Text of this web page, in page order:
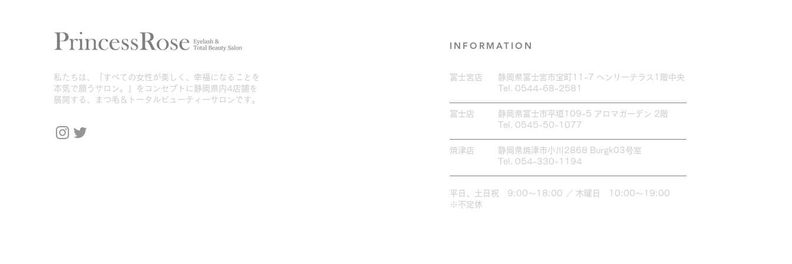
​私たちは、「すべての女性が美しく、幸福になることを
本気で願うサロン。」をコンセプトに静岡県内4店舗を
展開する、まつ毛＆トータルビューティーサロンです。
INFORMATION
富士宮店
​静岡県富士宮市宝町11-7 ヘンリーテラス1階中央
Tel. 0544-68-2581
富士店
​静岡県富士市平垣109-5 アロマガーデン 2階
Tel. 0545-50-1077
焼津店
​静岡県焼津市小川2868 Burgk03号室
Tel. 054-330-1194
​平日、土日祝 9:00～18:00 ／ 木曜日 10:00～19:00
​※不定休